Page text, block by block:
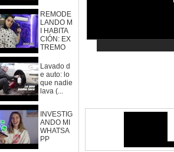
REMODE
LANDO M
I HABITA
CIÓN: EX
TREMO
Lavado d
e auto: lo
que nadie
lava (...
INVESTIG
ANDO MI
WHATSA
PP